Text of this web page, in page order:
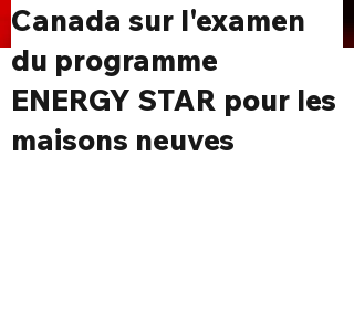
portes et fenêtres au Canada
Canada sur l'examen
du programme
ENERGY STAR pour les
maisons neuves